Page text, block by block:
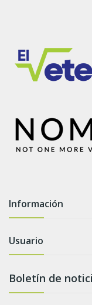
Información
Usuario
Boletín de